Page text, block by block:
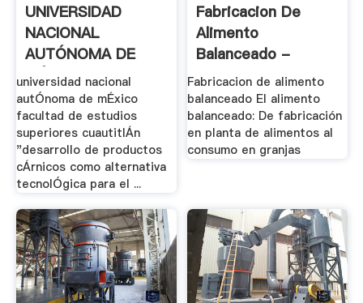
UNIVERSIDAD
NACIONAL
AUTÓNOMA DE
MÉXICO
universidad nacional
autÓnoma de mÉxico
facultad de estudios
superiores cuautitlÁn
"desarrollo de productos
cÁrnicos como alternativa
tecnolÓgica para el ...
Fabricacion De
Alimento
Balanceado -
Engormix
Fabricacion de alimento
balanceado El alimento
balanceado: De fabricación
en planta de alimentos al
consumo en granjas